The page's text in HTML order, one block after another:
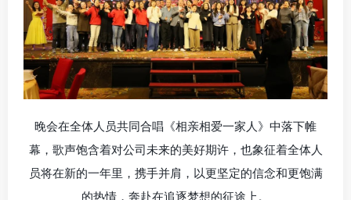
晚会在全体人员共同合唱《相亲相爱一家人》中落下帷
幕，歌声饱含着对公司未来的美好期许，也象征着全体人
员将在新的一年里，携手并肩，以更坚定的信念和更饱满
的热情，奔赴在追逐梦想的征途上。